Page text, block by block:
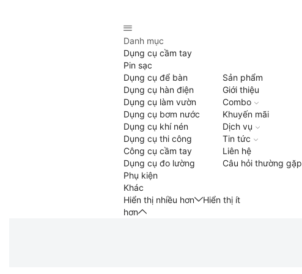
Danh mục
Dụng cụ cầm tay
Pin sạc
Dụng cụ để bàn
Dụng cụ hàn điện
Dụng cụ làm vườn
Dụng cụ bơm nước
Dụng cụ khí nén
Dụng cụ thi công
Công cụ cầm tay
Dụng cụ đo lường
Phụ kiện
Khác
Hiển thị nhiều hơn
Hiển thị ít
hơn
Sản phẩm
Giới thiệu
Combo
Khuyến mãi
Dịch vụ
Tin tức
Liên hệ
Câu hỏi thường gặp